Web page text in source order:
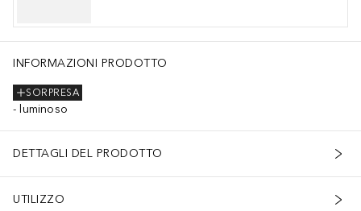
INFORMAZIONI PRODOTTO
SORPRESA
luminoso
DETTAGLI DEL PRODOTTO
UTILIZZO